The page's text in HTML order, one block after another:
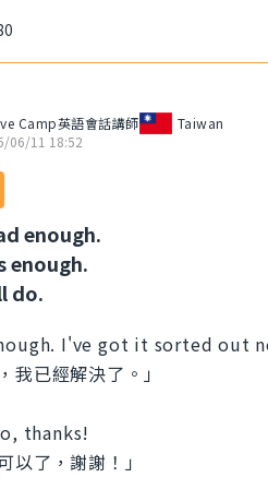
Camp英語會話講師
Taiwan
06/11 18:52
enough.
enough.
do.
I've got it sorted out
我已經解決了。」
thanks!
以了，謝謝！」